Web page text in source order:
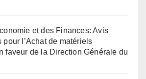
et des Finances: Avis
pour l’Achat de matériels
faveur de la Direction Générale du